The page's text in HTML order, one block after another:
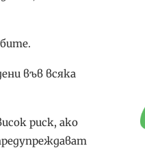
във всяка
риск, ако